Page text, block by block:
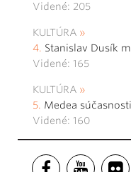
Videné: 205
KULTÚRA
Stanislav Dusík
Videné: 165
KULTÚRA
Medea
Videné: 160